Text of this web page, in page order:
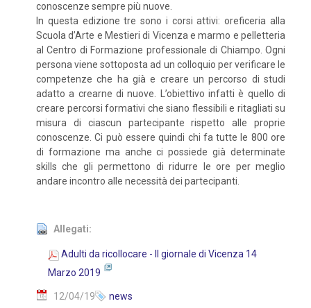
conoscenze sempre più nuove.
In questa edizione tre sono i corsi attivi: oreficeria alla
Scuola d’Arte e Mestieri di Vicenza e marmo e pelletteria
al Centro di Formazione professionale di Chiampo. Ogni
persona viene sottoposta ad un colloquio per verificare le
competenze che ha già e creare un percorso di studi
adatto a crearne di nuove. L’obiettivo infatti è quello di
creare percorsi formativi che siano flessibili e ritagliati su
misura di ciascun partecipante rispetto alle proprie
conoscenze. Ci può essere quindi chi fa tutte le 800 ore
di formazione ma anche ci possiede già determinate
skills che gli permettono di ridurre le ore per meglio
andare incontro alle necessità dei partecipanti.
Allegati:
Adulti da ricollocare - Il giornale di Vicenza 14
Marzo 2019
12/04/19 news